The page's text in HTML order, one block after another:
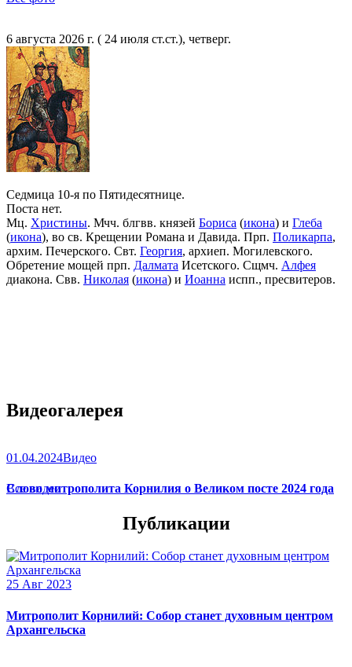
6 августа 2026 г. ( 24 июля ст.ст.), четверг.
Седмица 10-я по Пятидесятнице.
Поста нет.
Мц. Христины. Мчч. блгвв. князей Бориса (икона) и Глеба
(икона), во св. Крещении Романа и Давида. Прп. Поликарпа,
архим. Печерского. Свт. Георгия, архиеп. Могилевского.
Обретение мощей прп. Далмата Исетского. Сщмч. Алфея
диакона. Свв. Николая (икона) и Иоанна испп., пресвитеров.
Видеогалерея
01.04.2024Видео
Слово митрополита Корнилия о Великом посте 2024 года
Все видео
Публикации
25 Авг 2023
Митрополит Корнилий: Собор станет духовным центром
Архангельска